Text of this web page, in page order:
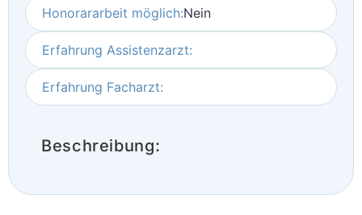
Honorararbeit möglich:Nein
Erfahrung Assistenzarzt:
Erfahrung Facharzt:
Beschreibung: